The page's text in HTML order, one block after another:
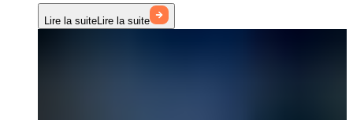
Lire la suiteLire la suite